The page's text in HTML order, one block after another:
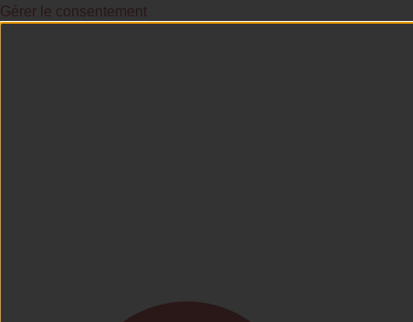
Gérer le consentement